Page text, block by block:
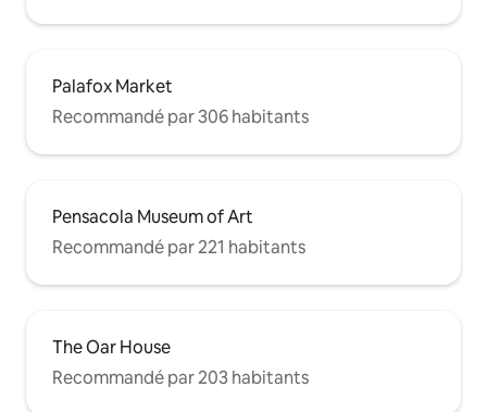
Palafox Market
Recommandé par 306 habitants
Pensacola Museum of Art
Recommandé par 221 habitants
The Oar House
Recommandé par 203 habitants